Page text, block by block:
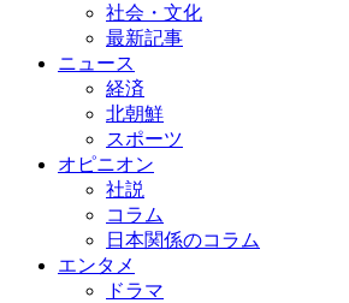
社会・文化
最新記事
ニュース
経済
北朝鮮
スポーツ
オピニオン
社説
コラム
日本関係のコラム
エンタメ
ドラマ